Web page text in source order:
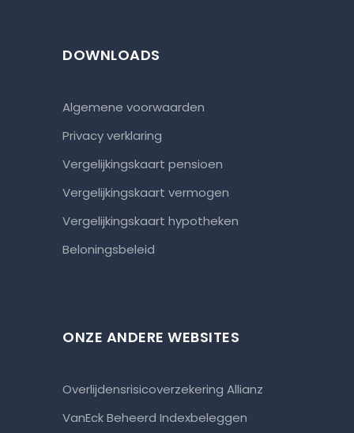
DOWNLOADS
Algemene voorwaarden
Privacy verklaring
Vergelijkingskaart pensioen
Vergelijkingskaart vermogen
Vergelijkingskaart hypotheken
Beloningsbeleid
ONZE ANDERE WEBSITES
Overlijdensrisicoverzekering Allianz
VanEck Beheerd Indexbeleggen